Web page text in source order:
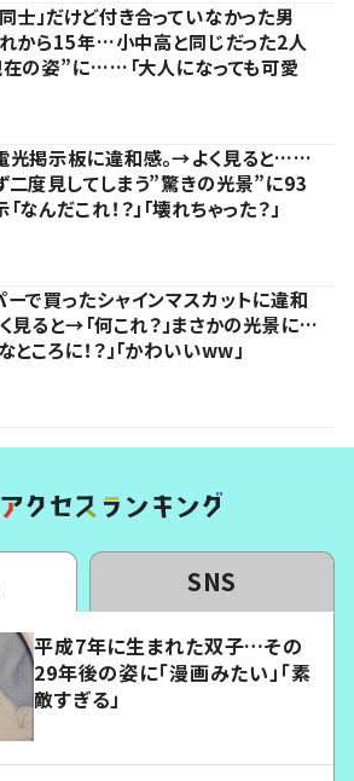
同士」だけど付き合っていなかった男
れから15年…小中高と同じだった2人
の姿”に……「大人になっても可愛
光掲示板に違和感。→よく見ると……
二度見してしまう”驚きの光景”に93
なんだこれ！？」「壊れちゃった？」
ーで買ったシャインマスカットに違和
見ると→「何これ？」まさかの光景に…
ところに！？」「かわいいww」
SNS
平成7年に生まれた双子…その
29年後の姿に「漫画みたい」「素
敵すぎる」